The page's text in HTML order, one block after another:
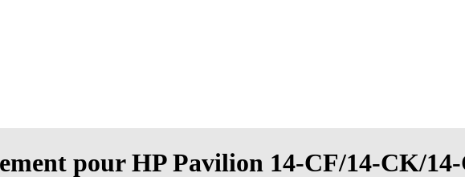
pour HP Pavilion 14-CF/14-CK/